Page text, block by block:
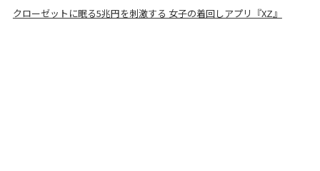
クローゼットに眠る5兆円を刺激する 女子の着回しアプリ『XZ』